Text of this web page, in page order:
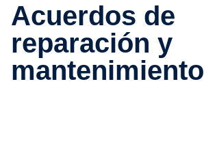
Acuerdos de
reparación y
mantenimiento